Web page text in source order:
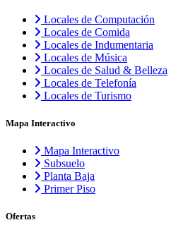
Locales de Computación
Locales de Comida
Locales de Indumentaria
Locales de Música
Locales de Salud & Belleza
Locales de Telefonía
Locales de Turismo
Mapa Interactivo
Mapa Interactivo
Subsuelo
Planta Baja
Primer Piso
Ofertas